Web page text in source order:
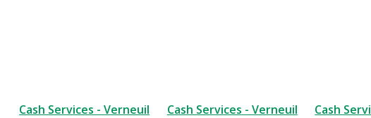
Cash Services - Verneuil
Cash Services - Verneuil
Cash